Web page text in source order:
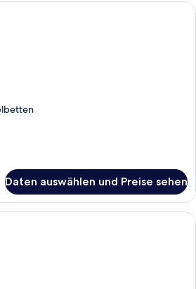
Ein Pool auf dem Dach mit blauen
Daten auswählen und Preise sehen